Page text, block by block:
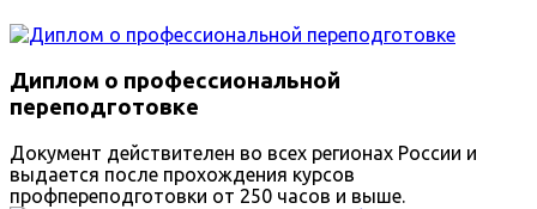
Диплом о профессиональной
переподготовке
Документ действителен во всех регионах России и
выдается после прохождения курсов
профпереподготовки от 250 часов и выше.